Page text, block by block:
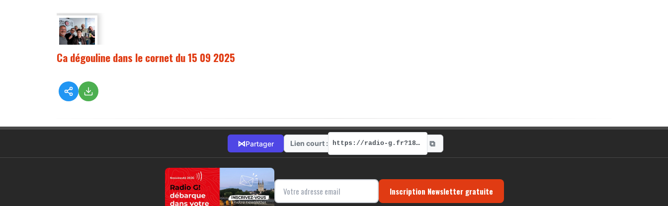
Ca dégouline dans le cornet du 15 09 2025
⋈Partager Lien court : https://radio-g.fr?18360 ⧉
Inscription Newsletter gratuite